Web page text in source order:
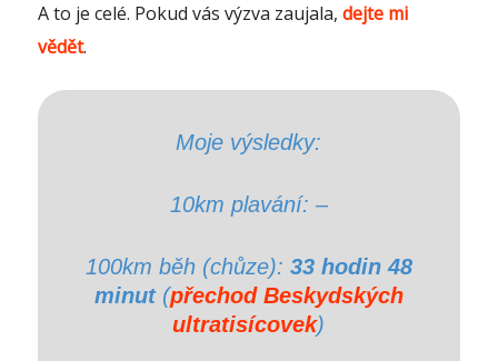
A to je celé. Pokud vás výzva zaujala,dejte mi
vědět.
Moje výsledky:
10km plavání: –
100km běh (chůze): 33 hodin 48
minut(přechod Beskydských
ultratisícovek)